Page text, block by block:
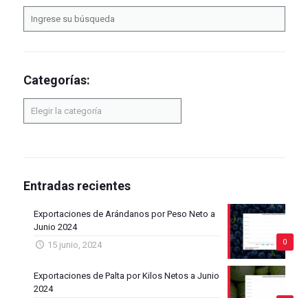
Categorías:
Entradas recientes
0
Exportaciones de Arándanos por Peso Neto a
Junio 2024
15 junio, 2024
Exportaciones de Palta por Kilos Netos a Junio
2024